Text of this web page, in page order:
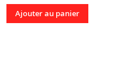
Ajouter au panier